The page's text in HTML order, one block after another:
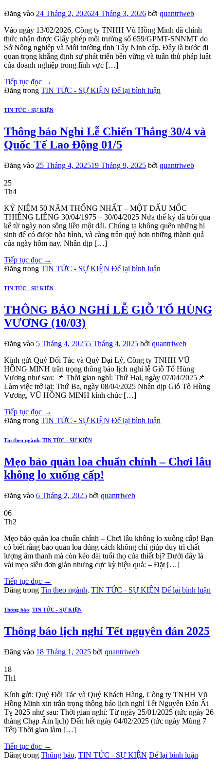
Đăng vào 24 Tháng 2, 202624 Tháng 3, 2026 bởi quantriweb
Vào ngày 13/02/2026, Công ty TNHH Vũ Hồng Minh đã chính
thức nhận được Giấy phép môi trường số 659/GPMT-SNNMT do
Sở Nông nghiệp và Môi trường tỉnh Tây Ninh cấp. Đây là bước đi
quan trọng khẳng định sự phát triển bền vững và tuân thủ pháp luật
của doanh nghiệp trong lĩnh vực […]
Tiếp tục đọc →
Đăng trong TIN TỨC - SỰ KIỆN Để lại bình luận
TIN TỨC - SỰ KIỆN
Thông báo Nghỉ Lễ Chiến Thắng 30/4 và
Quốc Tế Lao Động 01/5
Đăng vào 25 Tháng 4, 202519 Tháng 9, 2025 bởi quantriweb
25
Th4
KỶ NIỆM 50 NĂM THỐNG NHẤT – MỘT DẤU MỐC
THIÊNG LIÊNG 30/04/1975 – 30/04/2025 Nửa thế kỷ đã trôi qua
kể từ ngày non sông liền một dải. Chúng ta không quên những hi
sinh để có được hòa bình, và càng trân quý hơn những thành quả
của ngày hôm nay. Nhân dịp […]
Tiếp tục đọc →
Đăng trong TIN TỨC - SỰ KIỆN Để lại bình luận
TIN TỨC - SỰ KIỆN
THÔNG BÁO NGHỈ LỄ GIỖ TỔ HÙNG
VƯƠNG (10/03)
Đăng vào 5 Tháng 4, 20255 Tháng 4, 2025 bởi quantriweb
Kính gửi Quý Đối Tác và Quý Đại Lý, Công ty TNHH VŨ
HỒNG MINH trân trọng thông báo lịch nghỉ lễ Giỗ Tổ Hùng
Vương như sau: 📌 Thời gian nghỉ: Thứ Hai, ngày 07/04/2025📌
Làm việc trở lại: Thứ Ba, ngày 08/04/2025 Nhân dịp Giỗ Tổ Hùng
Vương, VŨ HỒNG MINH kính chúc […]
Tiếp tục đọc →
Đăng trong TIN TỨC - SỰ KIỆN Để lại bình luận
Tin theo ngành, TIN TỨC - SỰ KIỆN
Mẹo bảo quản loa chuẩn chỉnh – Chơi lâu
không lo xuống cấp!
Đăng vào 6 Tháng 2, 2025 bởi quantriweb
06
Th2
Mẹo bảo quản loa chuẩn chỉnh – Chơi lâu không lo xuống cấp! Bạn
có biết rằng bảo quản loa đúng cách không chỉ giúp duy trì chất
lượng âm thanh mà còn kéo dài tuổi thọ của thiết bị? Dưới đây là
vài mẹo siêu đơn giản nhưng cực kỳ hiệu quả: – Đặt […]
Tiếp tục đọc →
Đăng trong Tin theo ngành, TIN TỨC - SỰ KIỆN Để lại bình luận
Thông báo, TIN TỨC - SỰ KIỆN
Thông báo lịch nghỉ Tết nguyên đán 2025
Đăng vào 18 Tháng 1, 2025 bởi quantriweb
18
Th1
Kính gửi: Quý Đối Tác và Quý Khách Hàng, Công ty TNHH Vũ
Hồng Minh xin trân trọng thông báo lịch nghỉ Tết Nguyên Đán Ất
Tỵ 2025 như sau: Thời gian nghỉ: Từ ngày 25/01/2025 (tức ngày 26
tháng Chạp Âm lịch) Đến hết ngày 04/02/2025 (tức ngày Mùng 7
Tết) Thời gian làm […]
Tiếp tục đọc →
Đăng trong Thông báo, TIN TỨC - SỰ KIỆN Để lại bình luận